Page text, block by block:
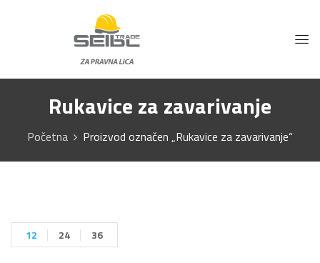
Rukavice za zavarivanje
Početna Proizvod označen „Rukavice za zavarivanje“
12 24 36